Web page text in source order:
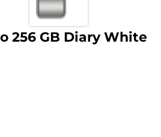
256 GB Diary White